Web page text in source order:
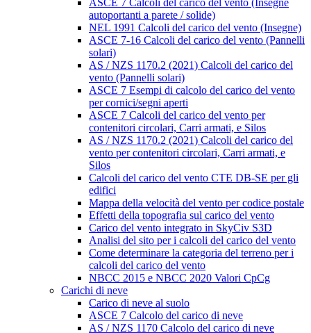
ASCE 7 Calcoli del carico del vento (Insegne
autoportanti a parete / solide)
NEL 1991 Calcoli del carico del vento (Insegne)
ASCE 7-16 Calcoli del carico del vento (Pannelli
solari)
AS / NZS 1170.2 (2021) Calcoli del carico del
vento (Pannelli solari)
ASCE 7 Esempi di calcolo del carico del vento
per cornici/segni aperti
ASCE 7 Calcoli del carico del vento per
contenitori circolari, Carri armati, e Silos
AS / NZS 1170.2 (2021) Calcoli del carico del
vento per contenitori circolari, Carri armati, e
Silos
Calcoli del carico del vento CTE DB-SE per gli
edifici
Mappa della velocità del vento per codice postale
Effetti della topografia sul carico del vento
Carico del vento integrato in SkyCiv S3D
Analisi del sito per i calcoli del carico del vento
Come determinare la categoria del terreno per i
calcoli del carico del vento
NBCC 2015 e NBCC 2020 Valori CpCg
Carichi di neve
Carico di neve al suolo
ASCE 7 Calcolo del carico di neve
AS / NZS 1170 Calcolo del carico di neve